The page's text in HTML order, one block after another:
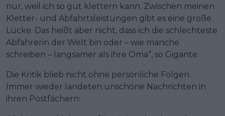
nur, weil ich so gut klettern kann. Zwischen meinen
Kletter- und Abfahrtsleistungen gibt es eine große
Lücke. Das heißt aber nicht, dass ich die schlechteste
Abfahrerin der Welt bin oder – wie manche
schreiben – langsamer als ihre Oma“, so Gigante.
Die Kritik blieb nicht ohne persönliche Folgen.
Immer wieder landeten unschöne Nachrichten in
ihren Postfächern: